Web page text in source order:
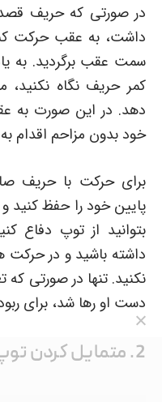
در صورتی که حریف
داشت، به عقب حرکت
سمت عقب برگردید. به
کمر حریف نگاه
دهد. در این صورت به
خود بدون مزاحم اقدام
برای حرکت با حریف
پایین خود را حفظ کنید و
بتوانید از توپ دفاع
داشته باشید و در حرکت
نکنید. تنها در صورتی
دست او رها شد، برای
2. متمایل کردن توپ به سمت کناره ها